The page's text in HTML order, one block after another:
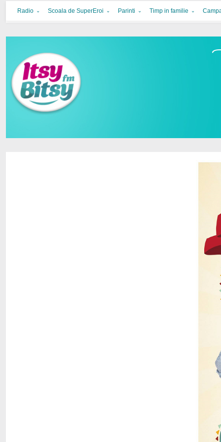
Itsy Bitsy
bucurie in familie
Radio Scoala de SuperEroi Parinti Timp in familie